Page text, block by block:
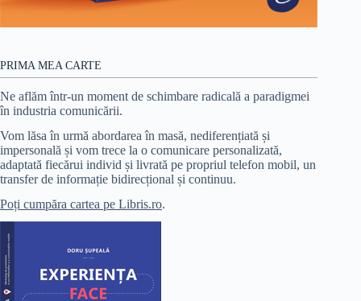
PRIMA MEA CARTE
Ne aflăm într-un moment de schimbare radicală a paradigmei
în industria comunicării.
Vom lăsa în urmă abordarea în masă, nediferențiată și
impersonală și vom trece la o comunicare personalizată,
adaptată fiecărui individ și livrată pe propriul telefon mobil, un
transfer de informație bidirecțional și continuu.
Poți cumpăra cartea pe Libris.ro.